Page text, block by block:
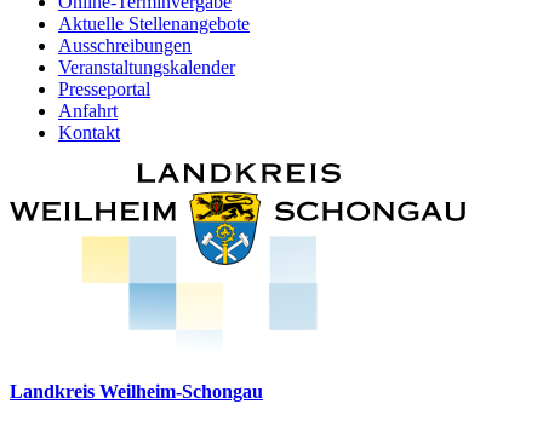
Aktuelle Stellenangebote
Ausschreibungen
Veranstaltungskalender
Presseportal
Anfahrt
Kontakt
Landkreis Weilheim-Schongau